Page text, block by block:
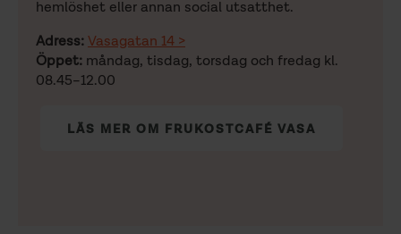
hemlöshet eller annan social utsatthet.
Adress: Vasagatan 14 >
Öppet: måndag, tisdag, torsdag och fredag kl.
08.45–12.00
LÄS MER OM FRUKOSTCAFÉ VASA